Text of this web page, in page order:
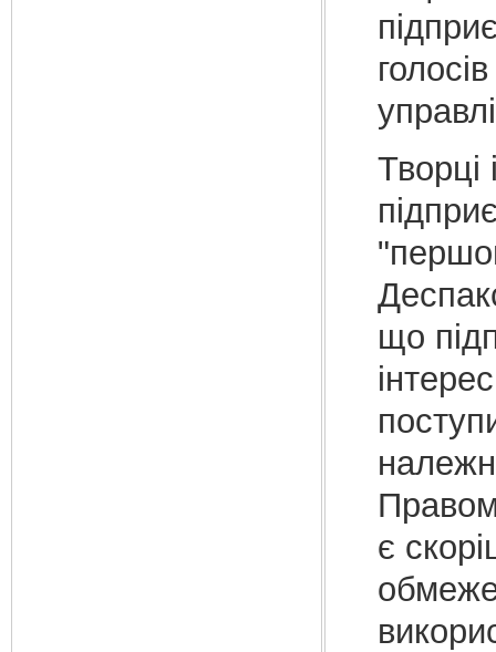
Творці
що
є